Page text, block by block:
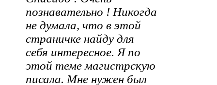
познавательно ! Никогда
не думала, что в этой
страничке найду для
себя интересное. Я по
этой теме магистрскую
писала. Мне нужен был